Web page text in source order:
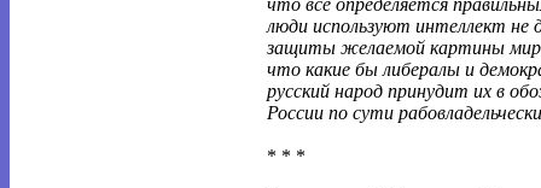
что всё определяется
люди используют интеллект не
защиты желаемой картины
что какие бы либералы и
русский народ принудит их в
России по сути
* * *